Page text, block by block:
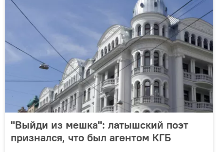
"Выйди из мешка": латышский поэт
признался, что был агентом КГБ